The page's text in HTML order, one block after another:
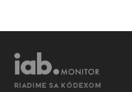
RIADIME SA KÓDEXOM